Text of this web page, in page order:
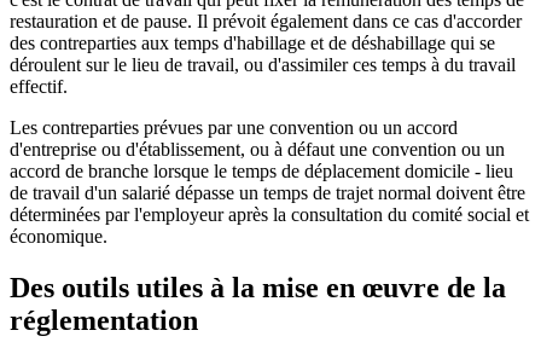
restauration et de pause. Il prévoit également dans ce cas d'accorder
des contreparties aux temps d'habillage et de déshabillage qui se
déroulent sur le lieu de travail, ou d'assimiler ces temps à du travail
effectif.
Les contreparties prévues par une convention ou un accord
d'entreprise ou d'établissement, ou à défaut une convention ou un
accord de branche lorsque le temps de déplacement domicile - lieu
de travail d'un salarié dépasse un temps de trajet normal doivent être
déterminées par l'employeur après la consultation du comité social et
économique.
Des outils utiles à la mise en œuvre de la
réglementation